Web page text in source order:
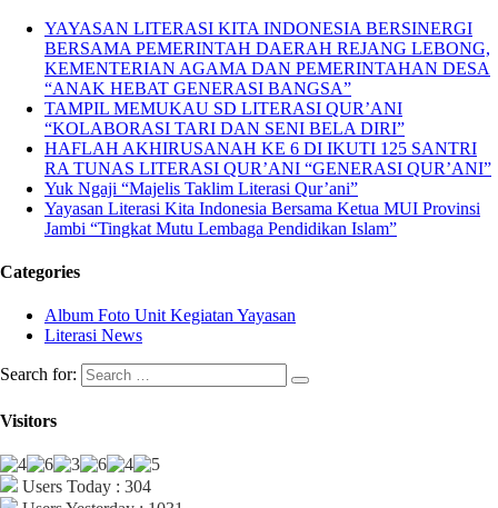
YAYASAN LITERASI KITA INDONESIA BERSINERGI
BERSAMA PEMERINTAH DAERAH REJANG LEBONG,
KEMENTERIAN AGAMA DAN PEMERINTAHAN DESA
“ANAK HEBAT GENERASI BANGSA”
TAMPIL MEMUKAU SD LITERASI QUR’ANI
“KOLABORASI TARI DAN SENI BELA DIRI”
HAFLAH AKHIRUSANAH KE 6 DI IKUTI 125 SANTRI
RA TUNAS LITERASI QUR’ANI “GENERASI QUR’ANI”
Yuk Ngaji “Majelis Taklim Literasi Qur’ani”
Yayasan Literasi Kita Indonesia Bersama Ketua MUI Provinsi
Jambi “Tingkat Mutu Lembaga Pendidikan Islam”
Categories
Album Foto Unit Kegiatan Yayasan
Literasi News
Search for:
Visitors
Users Today : 304